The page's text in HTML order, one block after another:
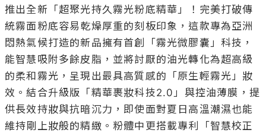
推出全新「超聚光持久霧光粉底精華」！完美打破傳
統霧面粉底容易乾燥厚重的刻板印象，這款專為亞洲
悶熱氣候打造的新品擁有首創「霧光微膠囊」科技，
能智慧吸附多餘皮脂，並將討厭的油光轉化為超高級
的柔和霧光，呈現出最具高質感的「原生輕霧光」妝
效。結合升級版「精華裹妝科技2.0」與控油薄膜，提
供長效持妝與抗暗沉力，即使面對夏日高溫潮濕也能
維持剛上妝般的精緻。粉體中更搭載專利「智慧校正